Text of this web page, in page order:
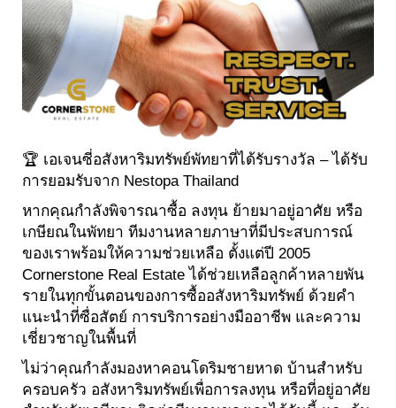
🏆 เอเจนซี่อสังหาริมทรัพย์พัทยาที่ได้รับรางวัล – ได้รับ
การยอมรับจาก Nestopa Thailand
หากคุณกำลังพิจารณาซื้อ ลงทุน ย้ายมาอยู่อาศัย หรือ
เกษียณในพัทยา ทีมงานหลายภาษาที่มีประสบการณ์
ของเราพร้อมให้ความช่วยเหลือ ตั้งแต่ปี 2005
Cornerstone Real Estate ได้ช่วยเหลือลูกค้าหลายพัน
รายในทุกขั้นตอนของการซื้ออสังหาริมทรัพย์ ด้วยคำ
แนะนำที่ซื่อสัตย์ การบริการอย่างมืออาชีพ และความ
เชี่ยวชาญในพื้นที่
ไม่ว่าคุณกำลังมองหาคอนโดริมชายหาด บ้านสำหรับ
ครอบครัว อสังหาริมทรัพย์เพื่อการลงทุน หรือที่อยู่อาศัย